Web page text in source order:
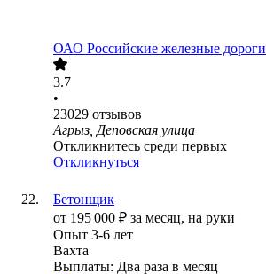
ОАО Российские железные дороги
3.7
•
23029 отзывов
Агрыз, Деповская улица
Откликнитесь среди первых
Откликнуться
Бетонщик
от 195 000 ₽ за месяц, на руки
Опыт 3-6 лет
Вахта
Выплаты: Два раза в месяц